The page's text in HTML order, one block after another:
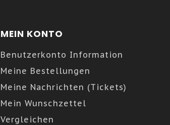
MEIN KONTO
Benutzerkonto Information
Meine Bestellungen
Meine Nachrichten (Tickets)
Mein Wunschzettel
Vergleichen